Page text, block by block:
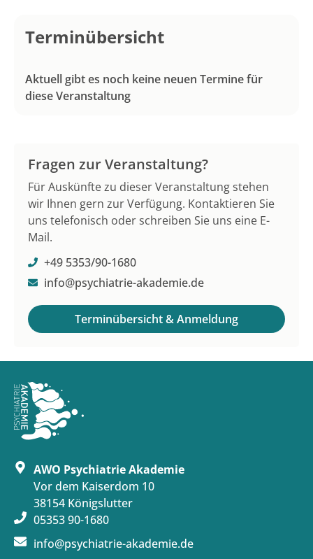
Terminübersicht
Aktuell gibt es noch keine neuen Termine für
diese Veranstaltung
Fragen zur Veranstaltung?
Für Auskünfte zu dieser Veranstaltung stehen
wir Ihnen gern zur Verfügung. Kontaktieren Sie
uns telefonisch oder schreiben Sie uns eine E-
Mail.
+49 5353/90-1680
info@psychiatrie-akademie.de
Terminübersicht & Anmeldung
AWO Psychiatrie Akademie
Vor dem Kaiserdom 10
38154 Königslutter
05353 90-1680
info@psychiatrie-akademie.de